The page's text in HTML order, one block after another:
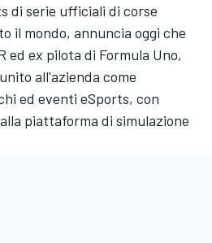
di serie ufficiali di corse
il mondo, annuncia oggi che
ed ex pilota di Formula Uno,
all'azienda come
ed eventi eSports, con
piattaforma di simulazione